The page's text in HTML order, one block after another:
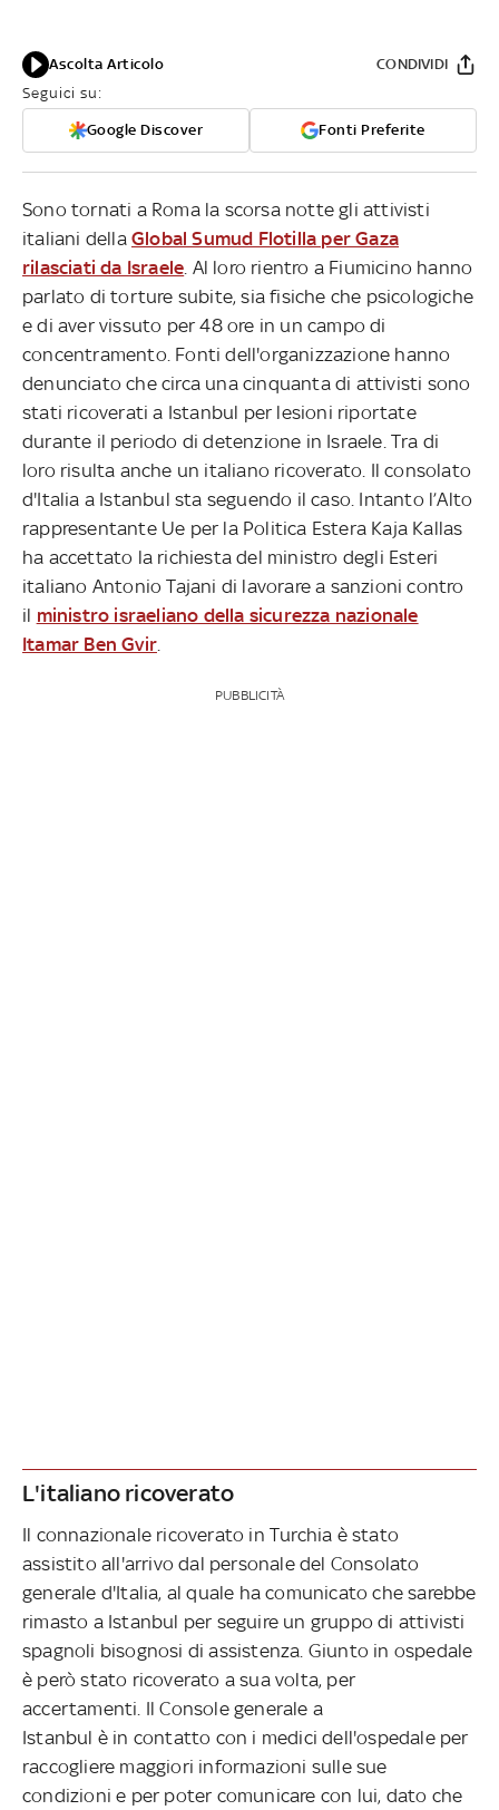
Ascolta Articolo
Seguici su:
Google Discover Fonti Preferite
CONDIVIDI
Sono tornati a Roma la scorsa notte gli attivisti
italiani della Global Sumud Flotilla per Gaza
rilasciati da Israele . Al loro rientro a Fiumicino hanno
parlato di torture subite, sia fisiche che psicologiche
e di aver vissuto per 48 ore in un campo di
concentramento. Fonti dell'organizzazione hanno
denunciato che circa una cinquanta di attivisti sono
stati ricoverati a Istanbul per lesioni riportate
durante il periodo di detenzione in Israele. Tra di
loro risulta anche un italiano ricoverato. Il consolato
d'Italia a Istanbul sta seguendo il caso. Intanto l’Alto
rappresentante Ue per la Politica Estera Kaja Kallas
ha accettato la richiesta del ministro degli Esteri
italiano Antonio Tajani di lavorare a sanzioni contro
il ministro israeliano della sicurezza nazionale
Itamar Ben Gvir
PUBBLICITÀ
L'italiano ricoverato
Il connazionale ricoverato in Turchia è stato
assistito all'arrivo dal personale del Consolato
generale d'Italia, al quale ha comunicato che sarebbe
rimasto a Istanbul per seguire un gruppo di attivisti
spagnoli bisognosi di assistenza. Giunto in ospedale
è però stato ricoverato a sua volta, per
accertamenti. Il Console generale a
Istanbul è in contatto con i medici dell'ospedale per
raccogliere maggiori informazioni sulle sue
condizioni e per poter comunicare con lui, dato che